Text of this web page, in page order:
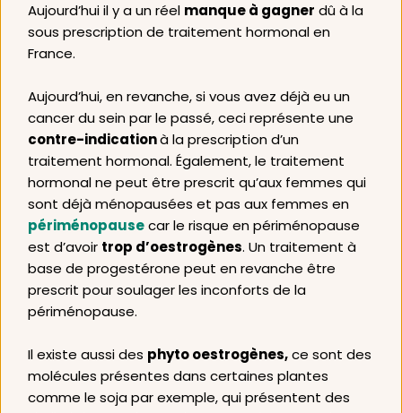
Aujourd’hui il y a un réel manque à gagner dû à la
sous prescription de traitement hormonal en
France.
Aujourd’hui, en revanche, si vous avez déjà eu un
contre-indication à la prescription d’un
traitement hormonal. Également, le traitement
hormonal ne peut être prescrit qu’aux femmes qui
périménopause car le risque en périménopause
est d’avoir trop d’oestrogènes. Un traitement à
base de progestérone peut en revanche être
prescrit pour soulager les inconforts de la
périménopause.
Il existe aussi des phyto oestrogènes, ce sont des
molécules présentes dans certaines plantes
comme le soja par exemple, qui présentent des